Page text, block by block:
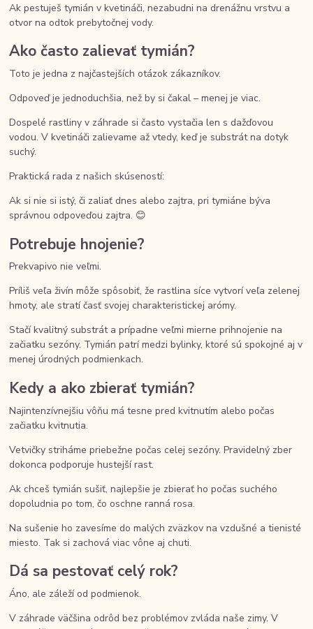
Ak pestuješ tymián v kvetináči, nezabudni na drenážnu vrstvu a
otvor na odtok prebytočnej vody.
Ako často zalievať tymián?
Toto je jedna z najčastejších otázok zákazníkov.
Odpoveď je jednoduchšia, než by si čakal – menej je viac.
Dospelé rastliny v záhrade si často vystačia len s dažďovou
vodou. V kvetináči zalievame až vtedy, keď je substrát na dotyk
suchý.
Praktická rada z našich skúseností:
Ak si nie si istý, či zaliať dnes alebo zajtra, pri tymiáne býva
správnou odpoveďou zajtra. 😊
Potrebuje hnojenie?
Prekvapivo nie veľmi.
Príliš veľa živín môže spôsobiť, že rastlina síce vytvorí veľa zelenej
hmoty, ale stratí časť svojej charakteristickej arómy.
Stačí kvalitný substrát a prípadne veľmi mierne prihnojenie na
začiatku sezóny. Tymián patrí medzi bylinky, ktoré sú spokojné aj v
menej úrodných podmienkach.
Kedy a ako zbierať tymián?
Najintenzívnejšiu vôňu má tesne pred kvitnutím alebo počas
začiatku kvitnutia.
Vetvičky striháme priebežne počas celej sezóny. Pravidelný zber
dokonca podporuje hustejší rast.
Ak chceš tymián sušiť, najlepšie je zbierať ho počas suchého
dopoludnia po tom, čo oschne ranná rosa.
Na sušenie ho zavesíme do malých zväzkov na vzdušné a tienisté
miesto. Tak si zachová viac vône aj chuti.
Dá sa pestovať celý rok?
Áno, ale záleží od podmienok.
V záhrade väčšina odrôd bez problémov zvláda naše zimy. V